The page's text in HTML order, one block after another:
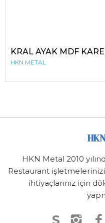
KRAL AYAK MDF
HKN METAL
HKN Metal 2010
Restaurant
ihtiyaçlarınız için